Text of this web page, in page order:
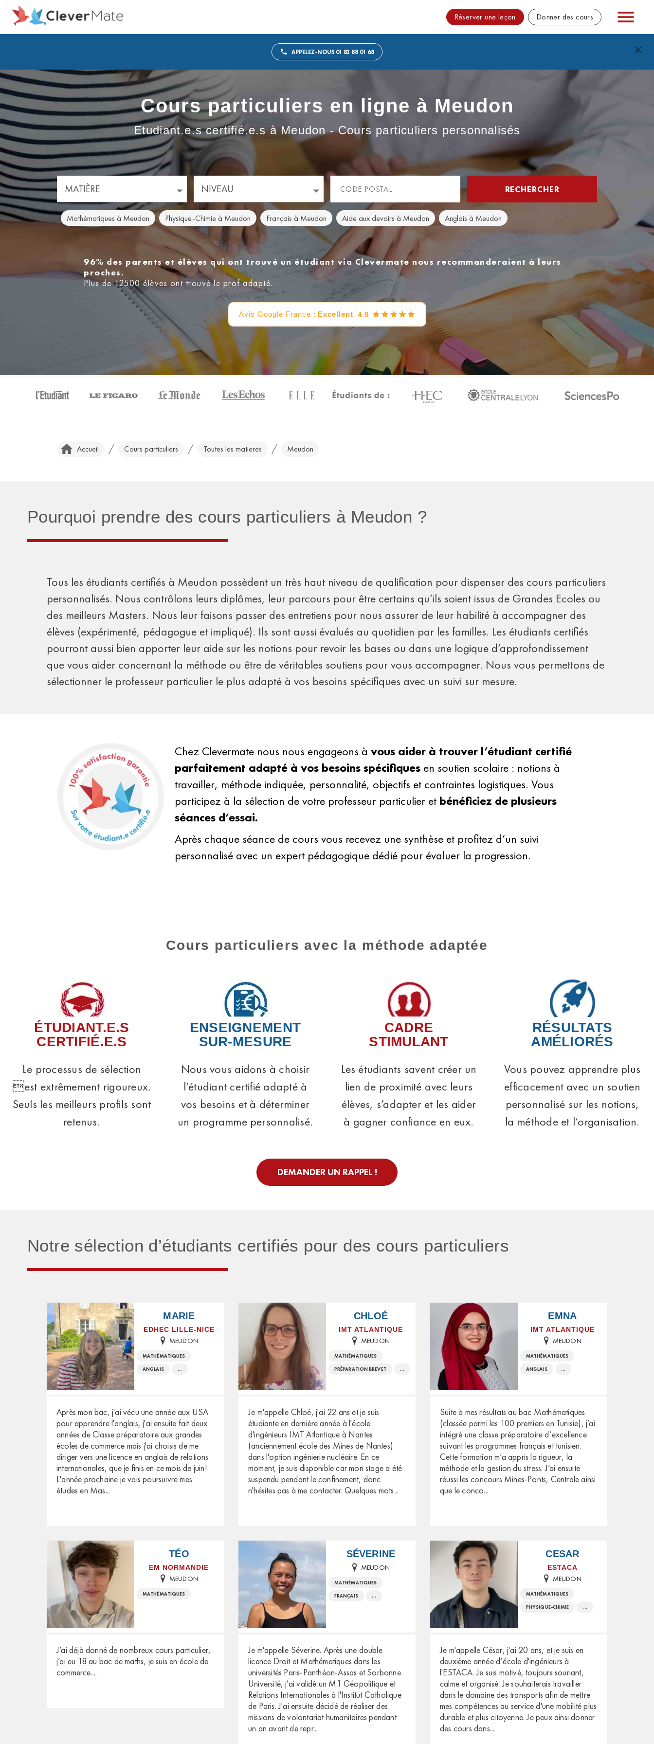
Réserver une leçon Donner des cours
APPELEZ-NOUS 01 82 88 01 68
Cours particuliers en ligne à Meudon
Etudiant.e.s certifié.e.s à Meudon - Cours particuliers personnalisés
MATIÈRE NIVEAU
Mathématiques à Meudon Physique-Chimie à Meudon Français à Meudon Aide aux devoirs à Meudon Anglais à Meudon
96% des parents et élèves qui ont trouvé un étudiant via Clevermate nous recommanderaient à leurs
proches.
Plus de 12500 élèves ont trouvé le prof adapté.
Avis Google France : Excellent 4.9
Accueil / Cours particuliers / Toutes les matieres / Meudon
Pourquoi prendre des cours particuliers à Meudon ?
Tous les étudiants certifiés à Meudon possèdent un très haut niveau de qualification pour dispenser des cours particuliers
personnalisés. Nous contrôlons leurs diplômes, leur parcours pour être certains qu’ils soient issus de Grandes Ecoles ou
des meilleurs Masters. Nous leur faisons passer des entretiens pour nous assurer de leur habilité à accompagner des
élèves (expérimenté, pédagogue et impliqué). Ils sont aussi évalués au quotidien par les familles. Les étudiants certifiés
pourront aussi bien apporter leur aide sur les notions pour revoir les bases ou dans une logique d’approfondissement
que vous aider concernant la méthode ou être de véritables soutiens pour vous accompagner. Nous vous permettons de
sélectionner le professeur particulier le plus adapté à vos besoins spécifiques avec un suivi sur mesure.
Chez Clevermate nous nous engageons à vous aider à trouver l’étudiant certifié
parfaitement adapté à vos besoins spécifiques en soutien scolaire : notions à
travailler, méthode indiquée, personnalité, objectifs et contraintes logistiques. Vous
participez à la sélection de votre professeur particulier et bénéficiez de plusieurs
séances d’essai.
Après chaque séance de cours vous recevez une synthèse et profitez d’un suivi
personnalisé avec un expert pédagogique dédié pour évaluer la progression.
Cours particuliers avec la méthode adaptée
ÉTUDIANT.E.S
CERTIFIÉ.E.S
Le processus de sélection
est extrêmement rigoureux.
Seuls les meilleurs profils sont
retenus.
ENSEIGNEMENT
SUR-MESURE
Nous vous aidons à choisir
l’étudiant certifié adapté à
vos besoins et à déterminer
un programme personnalisé.
CADRE
STIMULANT
Les étudiants savent créer un
lien de proximité avec leurs
élèves, s’adapter et les aider
à gagner confiance en eux.
RÉSULTATS
AMÉLIORÉS
Vous pouvez apprendre plus
efficacement avec un soutien
personnalisé sur les notions,
la méthode et l’organisation.
DEMANDER UN RAPPEL !
Notre sélection d’étudiants certifiés pour des cours particuliers
MARIE
EDHEC LILLE-NICE
MEUDON
MATHÉMATIQUES
ANGLAIS ...
Après mon bac, j'ai vécu une année aux USA
pour apprendre l'anglais, j'ai ensuite fait deux
années de Classe préparatoire aux grandes
écoles de commerce mais j'ai choisis de me
diriger vers une licence en anglais de relations
internationales, que je finis en ce mois de juin!
L'année prochaine je vais poursuivre mes
études en Mas...
CHLOÉ
IMT ATLANTIQUE
MEUDON
MATHÉMATIQUES
PRÉPARATION BREVET ...
Je m'appelle Chloé, j'ai 22 ans et je suis
étudiante en dernière année à l'école
d'ingénieurs IMT Atlantique à Nantes
(anciennement école des Mines de Nantes)
dans l'option ingénierie nucléaire. En ce
moment, je suis disponible car mon stage a été
suspendu pendant le confinement, donc
n'hésites pas à me contacter. Quelques mots...
EMNA
IMT ATLANTIQUE
MEUDON
MATHÉMATIQUES
ANGLAIS ...
Suite à mes résultats au bac Mathématiques
(classée parmi les 100 premiers en Tunisie), j’ai
intégré une classe préparatoire d’excellence
suivant les programmes français et tunisien.
Cette formation m’a appris la rigueur, la
méthode et la gestion du stress. J’ai ensuite
réussi les concours Mines-Ponts, Centrale ainsi
que le conco...
TÉO
EM NORMANDIE
MEUDON
MATHÉMATIQUES
J’ai déjà donné de nombreux cours particulier,
j’ai eu 18 au bac de maths, je suis en école de
commerce....
SÉVERINE
MEUDON
MATHÉMATIQUES
FRANÇAIS ...
Je m'appelle Séverine. Après une double
licence Droit et Mathématiques dans les
universités Paris-Panthéon-Assas et Sorbonne
Université, j'ai validé un M1 Géopolitique et
Relations Internationales à l'Institut Catholique
de Paris. J'ai ensuite décidé de réaliser des
missions de volontariat humanitaires pendant
un an avant de repr...
CESAR
ESTACA
MEUDON
MATHÉMATIQUES
PHYSIQUE-CHIMIE ...
Je m'appelle César, j'ai 20 ans, et je suis en
deuxième année d’école d'ingénieurs à
l'ESTACA. Je suis motivé, toujours souriant,
calme et organisé. Je souhaiterais travailler
dans le domaine des transports afin de mettre
mes compétences au service d'une mobilité plus
durable et plus citoyenne. Je peux ainsi donner
des cours dans...